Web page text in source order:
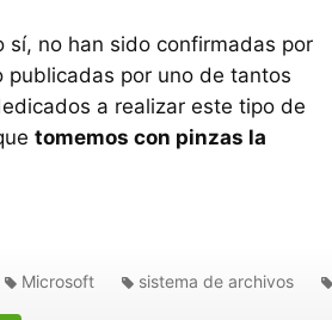
sí, no han sido confirmadas por
publicadas por uno de tantos
a realizar este tipo de
tomemos con pinzas la
Microsoft sistema de archivos